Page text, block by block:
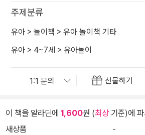
주제분류
유아 > 놀이책 > 유아 놀이책 기타
유아 > 4~7세 > 유아놀이
선물하기
이 책을 알라딘에 1,600원 (최상기준)에 파
새상품
-